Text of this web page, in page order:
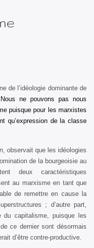
de l’idéologie dominante de
Nous ne pouvons pas nous
puisque pour les marxistes
qu’expression de la classe
, observait que les idéologies
de la bourgeoisie au
deux caractéristiques
au marxisme en tant que
de remettre en cause la
; d’autre part,
du capitalisme, puisque les
ce dernier sont désormais
d’être contre-productive.